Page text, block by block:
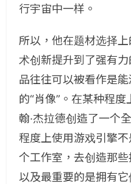
行宇宙中一样。
所以，他在题材选择
术创新提升到了强有
品往往可以被看作是
的“肖像”。在某种程度
翰·杰拉德创造了一个
程度上使用游戏引擎
个工作室，去创造那些
以及最重要的是拥有